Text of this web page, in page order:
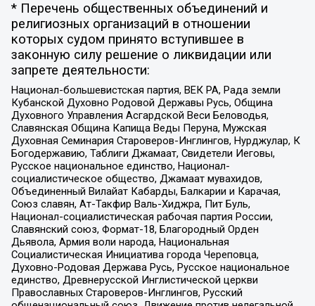
* Перечень общественных объединений и
религиозных организаций в отношении
которых судом принято вступившее в
законную силу решение о ликвидации или
запрете деятельности:
Национал-большевистская партия, ВЕК РА, Рада земли
Кубанской Духовно Родовой Державы Русь, Община
Духовного Управления Асгардской Веси Беловодья,
Славянская Община Капища Веды Перуна, Мужская
Духовная Семинария Староверов-Инглингов, Нурджулар, К
Богодержавию, Таблиги Джамаат, Свидетели Иеговы,
Русское национальное единство, Национал-
социалистическое общество, Джамаат мувахидов,
Объединенный Вилайат Кабарды, Балкарии и Карачая,
Союз славян, Ат-Такфир Валь-Хиджра, Пит Буль,
Национал-социалистическая рабочая партия России,
Славянский союз, Формат-18, Благородный Орден
Дьявола, Армия воли народа, Национальная
Социалистическая Инициатива города Череповца,
Духовно-Родовая Держава Русь, Русское национальное
единство, Древнерусской Инглистической церкви
Православных Староверов-Инглингов, Русский